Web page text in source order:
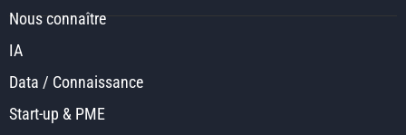
Nous connaître
IA
Data / Connaissance
Start-up & PME